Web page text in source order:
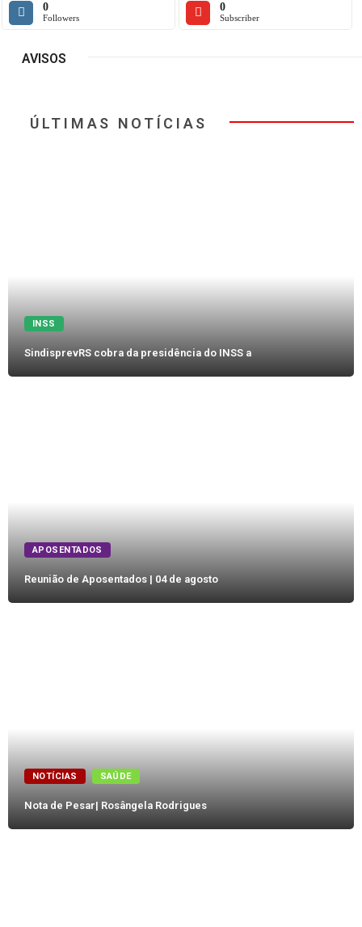
0
Followers
0
Subscriber
AVISOS
ÚLTIMAS NOTÍCIAS
INSS
SindisprevRS cobra da presidência do INSS a
APOSENTADOS
Reunião de Aposentados | 04 de agosto
NOTÍCIAS SAÚDE
Nota de Pesar| Rosângela Rodrigues